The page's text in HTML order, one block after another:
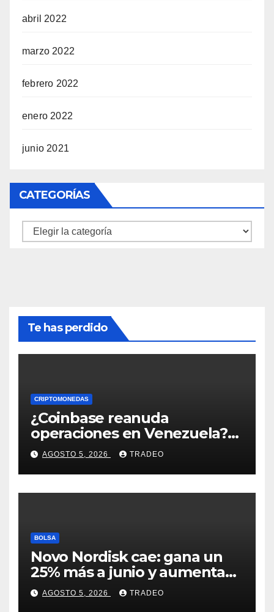
abril 2022
marzo 2022
febrero 2022
enero 2022
junio 2021
CATEGORÍAS
Categorías
Te has perdido
CRIPTOMONEDAS
¿Coinbase reanuda
operaciones en Venezuela?
Post críptico enciende el
debate
AGOSTO 5, 2026 TRADEO
BOLSA
Novo Nordisk cae: gana un
25% más a junio y aumenta
previsiones, pero no
convence
AGOSTO 5, 2026 TRADEO